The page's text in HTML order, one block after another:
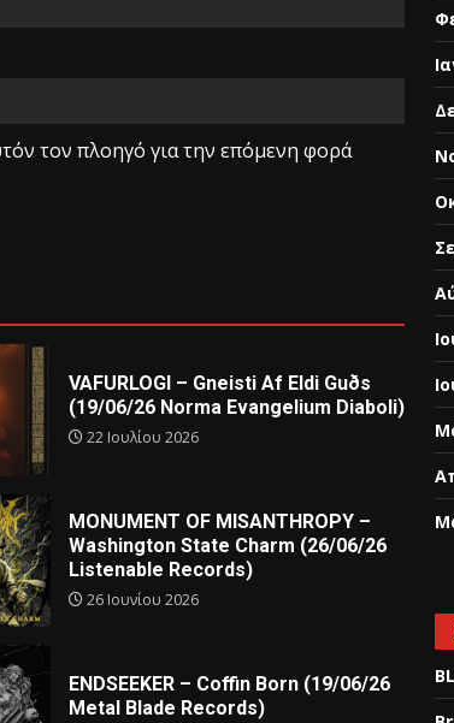
τον πλοηγό για την επόμενη φορά
VAFURLOGI – Gneisti Af Eldi Guðs
(19/06/26 Norma Evangelium Diaboli)
22 Ιουλίου 2026
MONUMENT OF MISANTHROPY –
Washington State Charm (26/06/26
Listenable Records)
26 Ιουνίου 2026
ENDSEEKER – Coffin Born (19/06/26
Metal Blade Records)